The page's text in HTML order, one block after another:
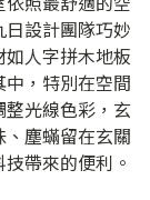
設計團隊巧妙
人字拼木地板
，特別在空間
光線色彩，玄
塵蟎留在玄關
帶來的便利。